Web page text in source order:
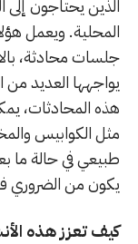
الذين يحتاجون
المحلية. ويعمل
جلسات محادثة،
يواجهها العديد
هذه المحادثات،
مثل الكوابيس
طبيعي في حالة ما
يكون من الضروري
كيف تعزز هذه